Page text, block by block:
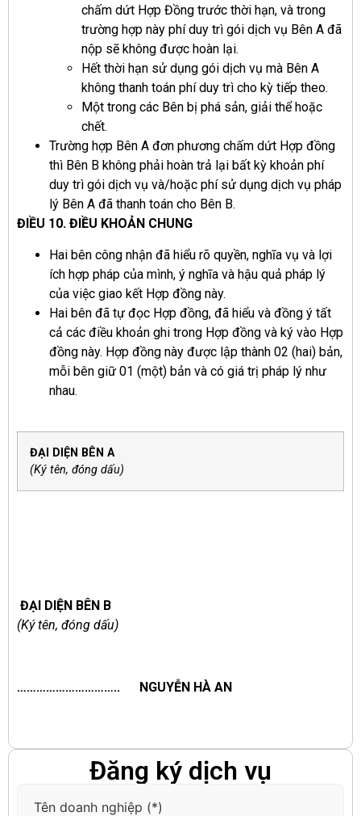
chấm dứt Hợp Đồng trước thời hạn, và trong
trường hợp này phí duy trì gói dịch vụ Bên A đã
nộp sẽ không được hoàn lại.
Hết thời hạn sử dụng gói dịch vụ mà Bên A
không thanh toán phí duy trì cho kỳ tiếp theo.
Một trong các Bên bị phá sản, giải thể hoặc
chết.
Trường hợp Bên A đơn phương chấm dứt Hợp đồng
thì Bên B không phải hoàn trả lại bất kỳ khoản phí
duy trì gói dịch vụ và/hoặc phí sử dụng dịch vụ pháp
lý Bên A đã thanh toán cho Bên B.
ĐIỀU 10. ĐIỀU KHOẢN CHUNG
Hai bên công nhận đã hiểu rõ quyền, nghĩa vụ và lợi
ích hợp pháp của mình, ý nghĩa và hậu quả pháp lý
của việc giao kết Hợp đồng này.
Hai bên đã tự đọc Hợp đồng, đã hiểu và đồng ý tất
cả các điều khoản ghi trong Hợp đồng và ký vào Hợp
đồng này. Hợp đồng này được lập thành 02 (hai) bản,
mỗi bên giữ 01 (một) bản và có giá trị pháp lý như
nhau.
ĐẠI DIỆN BÊN A
(Ký tên, đóng dấu)
ĐẠI DIỆN BÊN B
(Ký tên, đóng dấu)
………………………….. NGUYỄN HÀ AN
Đăng ký dịch vụ
Tên doanh nghiệp (*)